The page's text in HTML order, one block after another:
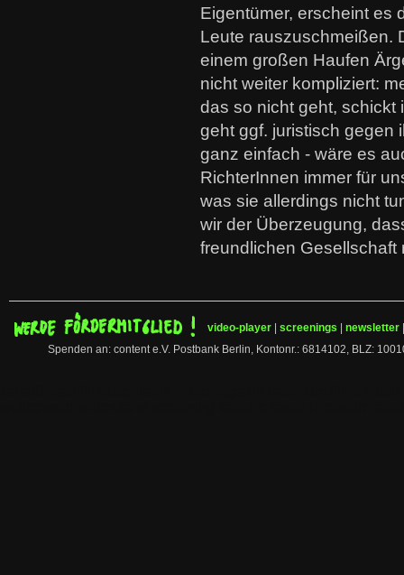
Eigentümer, erscheint es
Leute rauszuschmeißen.
einem großen Haufen
nicht weiter kompliziert:
das so nicht geht, schickt
geht ggf. juristisch gegen
ganz einfach - wäre es
RichterInnen immer für
was sie allerdings nicht
wir der Überzeugung,
freundlichen Gesellschaft
video-player screenings newsletter
Spenden an: content e.V. Postbank Berlin, Kontonr.: 6814102, BLZ: